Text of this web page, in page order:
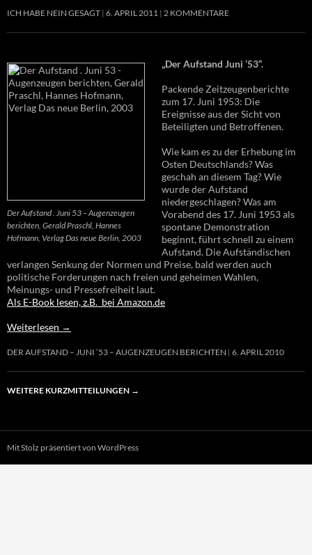
ICH HABE NEIN GESAGT 6. APRIL 2011 2 KOMMENTARE
Der Aufstand . Juni 53 – Augenzeugen
berichten, Gerald Praschl, Hannes
Hofmann, Verlag Das neue Berlin, 2003
„Der Aufstand Juni ’53“.
Packende Zeitzeugenberichte
zum 17. Juni 1953: Die
Ereignisse aus der Sicht von
Beteiligten und Betroffenen.
Wie kam es zu der Erhebung im
Osten Deutschlands? Was
geschah an diesem Tag? Wie
wurde der Aufstand
niedergeschlagen? Was am
Vorabend des 17. Juni 1953 als
spontane Demonstration
beginnt, führt schnell zu einem
Aufstand. Die Aufständischen
verlangen Senkung der Normen und Preise, bald werden auch
politische Forderungen nach freien und geheimen Wahlen,
Meinungs- und Pressefreiheit laut.
Als E-Book lesen, z.B. bei Amazon.de
Weiterlesen →
DER AUFSTAND – JUNI ’53 – AUGENZEUGEN BERICHTEN 6. APRIL 2010
WEITERE KURZMITTEILUNGEN →
Mit Stolz präsentiert von WordPress